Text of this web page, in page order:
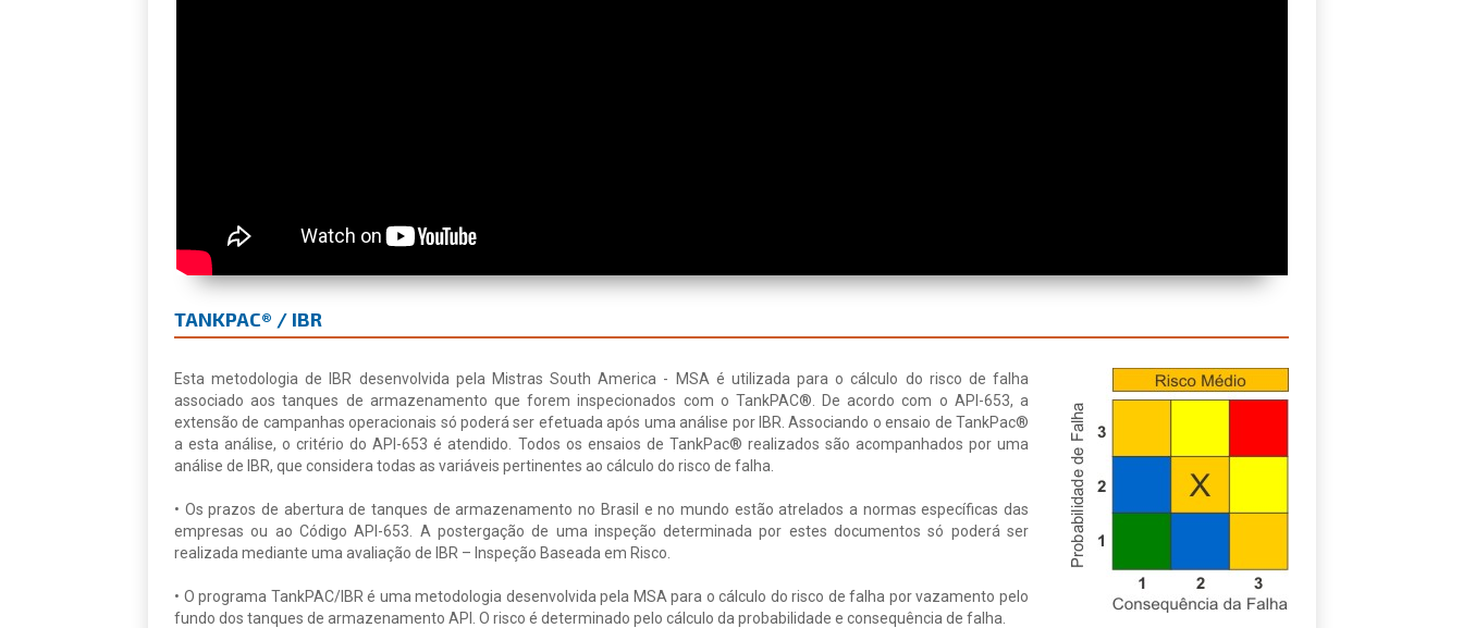
TANKPAC® / IBR
Esta metodologia de IBR desenvolvida pela Mistras South America - MSA é utilizada para o cálculo do risco de falha
associado aos tanques de armazenamento que forem inspecionados com o TankPAC®. De acordo com o API-653, a
extensão de campanhas operacionais só poderá ser efetuada após uma análise por IBR. Associando o ensaio de TankPac®
a esta análise, o critério do API-653 é atendido. Todos os ensaios de TankPac® realizados são acompanhados por uma
análise de IBR, que considera todas as variáveis pertinentes ao cálculo do risco de falha.
• Os prazos de abertura de tanques de armazenamento no Brasil e no mundo estão atrelados a normas específicas das
empresas ou ao Código API-653. A postergação de uma inspeção determinada por estes documentos só poderá ser
realizada mediante uma avaliação de IBR – Inspeção Baseada em Risco.
• O programa TankPAC/IBR é uma metodologia desenvolvida pela MSA para o cálculo do risco de falha por vazamento pelo
fundo dos tanques de armazenamento API. O risco é determinado pelo cálculo da probabilidade e consequência de falha.